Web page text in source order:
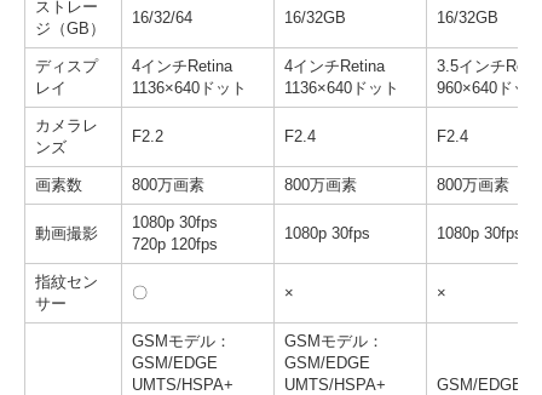
ストレー
ジ（GB）
16/32/64 16/32GB 16/32GB
ディスプ
レイ
4インチRetina
1136×640ドット
4インチRetina
1136×640ドット
3.5インチ
960×640ドッ
カメラレ
ンズ
F2.2 F2.4 F2.4
画素数 800万画素 800万画素 800万画素
動画撮影
1080p 30fps
720p 120fps
1080p 30fps 1080p 30fps
指紋セン
サー
〇 × ×
GSMモデル：
GSM/EDGE
UMTS/HSPA+
GSMモデル：
GSM/EDGE
UMTS/HSPA+
GSM/EDGE